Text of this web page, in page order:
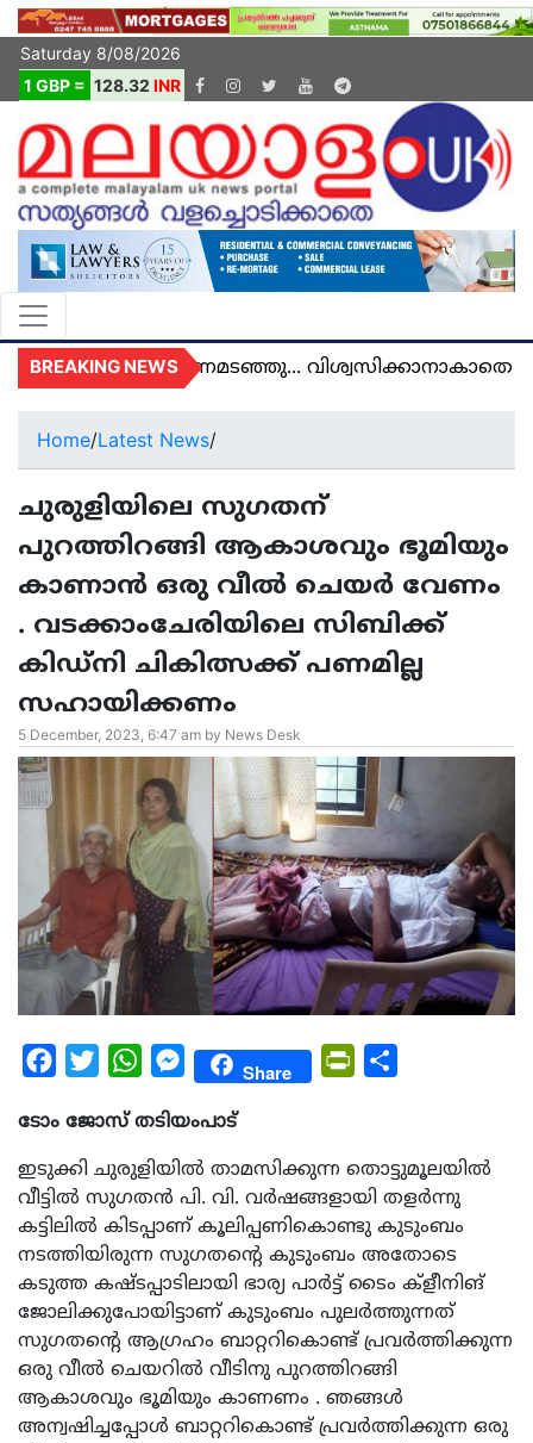
Saturday 8/08/2026
1 GBP = 128.32 INR
BREAKING NEWS
മരണമടഞ്ഞു... വിശ്വസിക്കാനാകാതെ യുകെ
Home/Latest News/
ചുരുളിയിലെ സുഗതന്
പുറത്തിറങ്ങി ആകാശവും ഭൂമിയും
കാണാൻ ഒരു വീൽ ചെയർ വേണം
. വടക്കാംചേരിയിലെ സിബിക്ക്
കിഡ്‌നി ചികിത്സക്ക് പണമില്ല
സഹായിക്കണം
5 December, 2023, 6:47 am by News Desk
Facebook
Twitter WhatsAppMessengerShare PrintFriendly
ടോം ജോസ് തടിയംപാട്
ഇടുക്കി ചുരുളിയിൽ താമസിക്കുന്ന തൊട്ടുമൂലയിൽ
വീട്ടിൽ സുഗതൻ പി. വി. വർഷങ്ങളായി തളർന്നു
കട്ടിലിൽ കിടപ്പാണ് കൂലിപ്പണികൊണ്ടു കുടുംബം
നടത്തിയിരുന്ന സുഗതന്റെ കുടുംബം അതോടെ
കടുത്ത കഷ്ടപ്പാടിലായി ഭാര്യ പാർട്ട് ടൈം ക്ളീനിങ്
ജോലിക്കുപോയിട്ടാണ് കുടുംബം പുലർത്തുന്നത്
സുഗതന്റെ ആഗ്രഹം ബാറ്ററികൊണ്ട് പ്രവർത്തിക്കുന്ന
ഒരു വീൽ ചെയറിൽ വീടിനു പുറത്തിറങ്ങി
ആകാശവും ഭൂമിയും കാണണം . ഞങ്ങൾ
അന്വഷിച്ചപ്പോൾ ബാറ്ററികൊണ്ട് പ്രവർത്തിക്കുന്ന ഒരു